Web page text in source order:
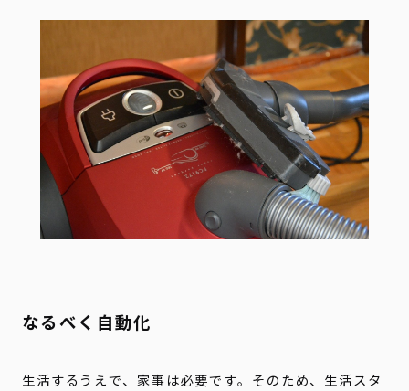
なるべく自動化
生活するうえで、家事は必要です。そのため、生活スタ